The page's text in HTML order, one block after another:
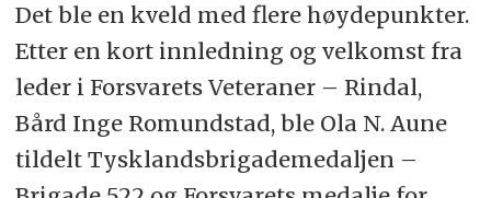
Det ble en kveld med flere høydepunkter.
Etter en kort innledning og velkomst fra
leder i Forsvarets Veteraner – Rindal,
Bård Inge Romundstad, ble Ola N. Aune
tildelt Tysklandsbrigademedaljen –